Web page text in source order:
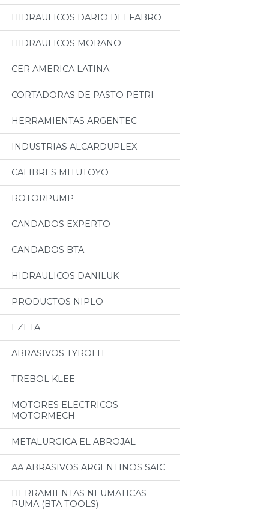
HIDRAULICOS DARIO DELFABRO
HIDRAULICOS MORANO
CER AMERICA LATINA
CORTADORAS DE PASTO PETRI
HERRAMIENTAS ARGENTEC
INDUSTRIAS ALCARDUPLEX
CALIBRES MITUTOYO
ROTORPUMP
CANDADOS EXPERTO
CANDADOS BTA
HIDRAULICOS DANILUK
PRODUCTOS NIPLO
EZETA
ABRASIVOS TYROLIT
TREBOL KLEE
MOTORES ELECTRICOS
MOTORMECH
METALURGICA EL ABROJAL
AA ABRASIVOS ARGENTINOS SAIC
HERRAMIENTAS NEUMATICAS
PUMA (BTA TOOLS)